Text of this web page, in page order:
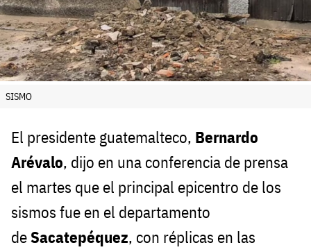
SISMO
El presidente guatemalteco, Bernardo
Arévalo, dijo en una conferencia de prensa
el martes que el principal epicentro de los
sismos fue en el departamento
deSacatepéquez, con réplicas en las